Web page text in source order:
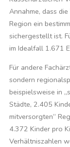
Annahme, dass
Region ein
sichergestellt ist.
im Idealfall 1.671
Für andere
sondern
beispielsweise in
Städte, 2.405
mitversorgten“
4.372 Kinder pro
Verhältniszahlen